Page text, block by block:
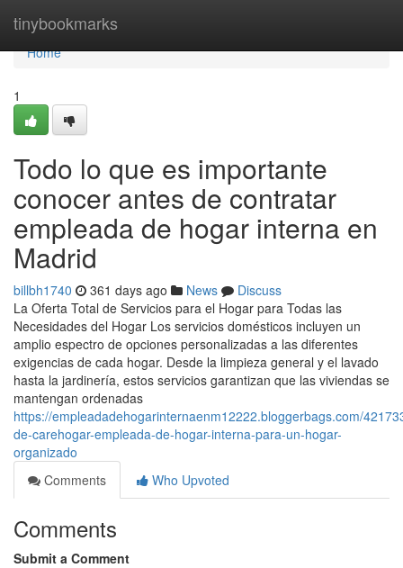
tinybookmarks
Home
Home
1
Todo lo que es importante
conocer antes de contratar
empleada de hogar interna en
Madrid
billbh1740 361 days ago News
Discuss
La Oferta Total de Servicios para el Hogar para Todas las
Necesidades del Hogar Los servicios domésticos incluyen un
amplio espectro de opciones personalizadas a las diferentes
exigencias de cada hogar. Desde la limpieza general y el lavado
hasta la jardinería, estos servicios garantizan que las viviendas se
mantengan ordenadas
https://empleadadehogarinternaenm12222.bloggerbags.com/
de-carehogar-empleada-de-hogar-interna-para-un-hogar-
organizado
Comments
Who Upvoted
Comments
Submit a Comment